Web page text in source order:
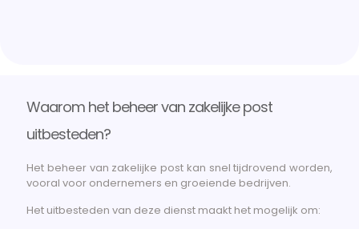
Waarom het beheer van zakelijke post
uitbesteden?
Het beheer van zakelijke post kan snel tijdrovend worden,
vooral voor ondernemers en groeiende bedrijven.
Het uitbesteden van deze dienst maakt het mogelijk om: